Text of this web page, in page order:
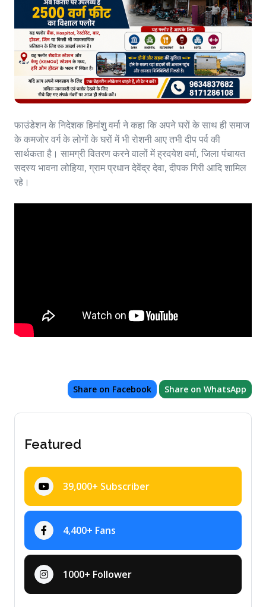
फाउंडेशन के निदेशक हिमांशु वर्मा ने कहा कि अपने घरों के साथ ही समाज
के कमजोर वर्ग के लोगों के घरों में भी रोशनी आए तभी दीप पर्व की
सार्थकता है। सामग्री वितरण करने वालों में ह्रदयेश वर्मा, जिला पंचायत
सदस्य भावना लोहिया, ग्राम प्रधान देवेंद्र देवा, दीपक गिरी आदि शामिल
रहे।
Share on Facebook Share on WhatsApp
Featured
39,000+ Subscriber
4,400+ Fans
1000+ Follower